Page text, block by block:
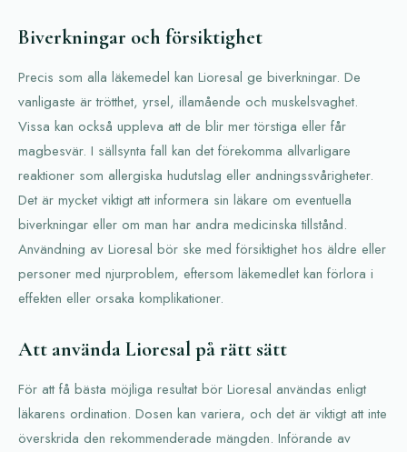
Biverkningar och försiktighet
Precis som alla läkemedel kan Lioresal ge biverkningar. De
vanligaste är trötthet, yrsel, illamående och muskelsvaghet.
Vissa kan också uppleva att de blir mer törstiga eller får
magbesvär. I sällsynta fall kan det förekomma allvarligare
reaktioner som allergiska hudutslag eller andningssvårigheter.
Det är mycket viktigt att informera sin läkare om eventuella
biverkningar eller om man har andra medicinska tillstånd.
Användning av Lioresal bör ske med försiktighet hos äldre eller
personer med njurproblem, eftersom läkemedlet kan förlora i
effekten eller orsaka komplikationer.
Att använda Lioresal på rätt sätt
För att få bästa möjliga resultat bör Lioresal användas enligt
läkarens ordination. Dosen kan variera, och det är viktigt att inte
överskrida den rekommenderade mängden. Införande av